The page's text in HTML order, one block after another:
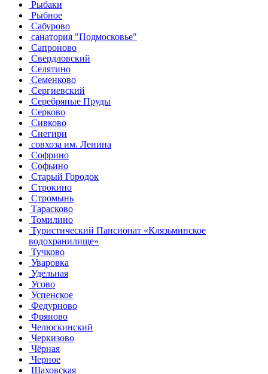
Рыбаки
Рыбное
Сабурово
санатория "Подмосковье"
Сапроново
Свердловский
Селятино
Семенково
Сергиевский
Серебряные Пруды
Серково
Сивково
Снегири
совхоза им. Ленина
Софрино
Софьино
Старый Городок
Строкино
Стромынь
Тарасково
Томилино
Туристический Пансионат «Клязьминское
водохранилище»
Тучково
Уваровка
Удельная
Усово
Успенское
Федурново
Фряново
Челюскинский
Черкизово
Чёрная
Черное
Шаховская